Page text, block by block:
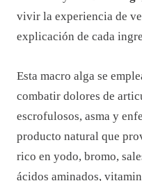
vivir la experiencia de
explicación de cada
Esta macro alga se
combatir dolores de
escrofulosos, asma y
producto natural que
rico en yodo, bromo,
ácidos aminados,